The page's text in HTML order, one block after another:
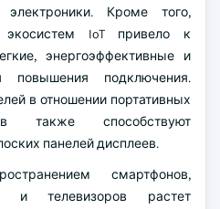
Кроме того,
экосистем IoT привело к
энергоэффективные и
подключения.
в отношении портативных
также способствуют
панелей дисплеев.
смартфонов,
и телевизоров растет